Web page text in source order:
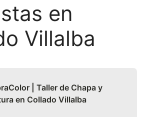
en
Villalba
| Taller de Chapa y
en Collado Villalba